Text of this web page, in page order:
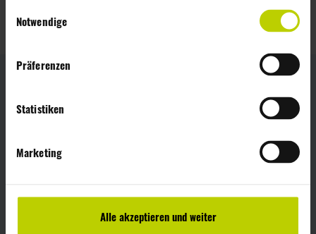
Notwendige
Präferenzen
Statistiken
Marketing
Alle akzeptieren und weiter
LIEFERANTEN